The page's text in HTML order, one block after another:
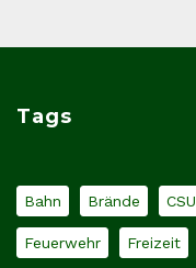
Tags
Bahn Brände CSU
Feuerwehr Freizeit